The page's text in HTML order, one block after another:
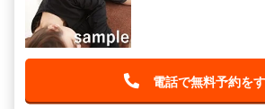
電話で無料予約を